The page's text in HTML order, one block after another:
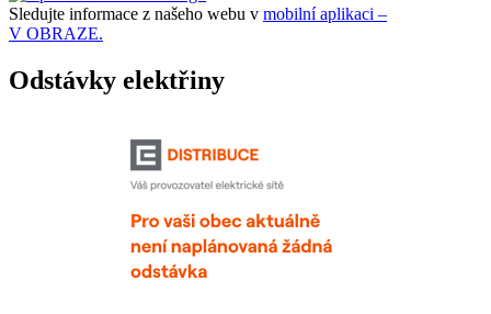
Sledujte informace z našeho webu v mobilní aplikaci –
V OBRAZE.
Odstávky elektřiny